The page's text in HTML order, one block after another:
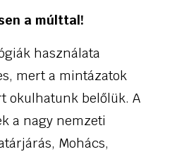
a múlttal!
használata
mert a mintázatok
okulhatunk belőlük. A
a nagy nemzeti
Mohács,